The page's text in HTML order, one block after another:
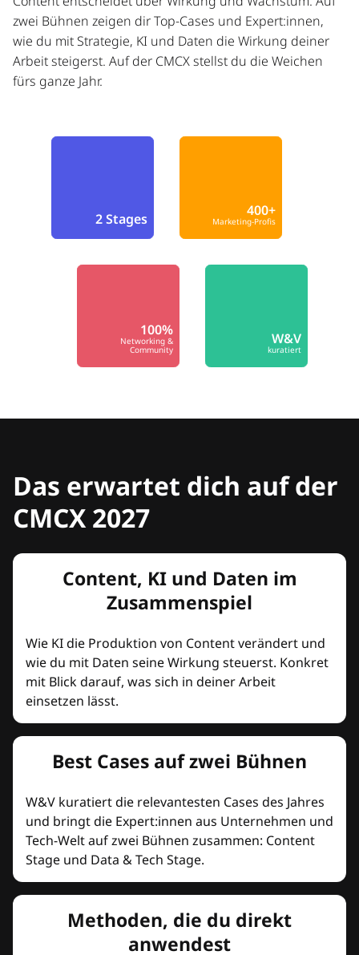
zwei Bühnen zeigen dir Top-Cases und Expert:innen,
wie du mit Strategie, KI und Daten die Wirkung deiner
Arbeit steigerst. Auf der CMCX stellst du die Weichen
fürs ganze Jahr.
2 Stages 400+
Marketing-Profis
100%
Networking &
Community
W&V
kuratiert
Das erwartet dich auf der
CMCX 2027
Content, KI und Daten im
Zusammenspiel
Wie KI die Produktion von Content verändert und
wie du mit Daten seine Wirkung steuerst. Konkret
mit Blick darauf, was sich in deiner Arbeit
einsetzen lässt.
Best Cases auf zwei Bühnen
W&V kuratiert die relevantesten Cases des Jahres
und bringt die Expert:innen aus Unternehmen und
Tech-Welt auf zwei Bühnen zusammen: Content
Stage und Data & Tech Stage.
Methoden, die du direkt
anwendest